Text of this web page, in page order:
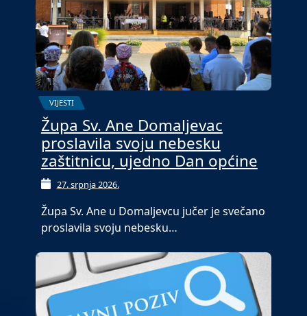
VIJESTI
Župa Sv. Ane Domaljevac
proslavila svoju nebesku
zaštitnicu, ujedno Dan općine
27. srpnja 2026.
Župa Sv. Ane u Domaljevcu jučer je svečano
proslavila svoju nebesku…